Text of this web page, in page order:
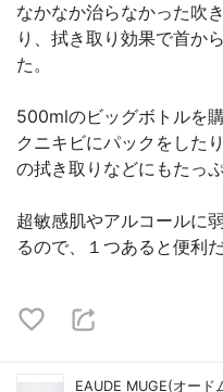
なかなか治らなかった吹
り、拭き取り効果で首か
た。
500mlのビッグボトルを
クニキビにパックをした
の拭き取りなどにもたっ
超敏感肌やアルコールに
るので、１つあると便利
EAUDE MUGE(オード